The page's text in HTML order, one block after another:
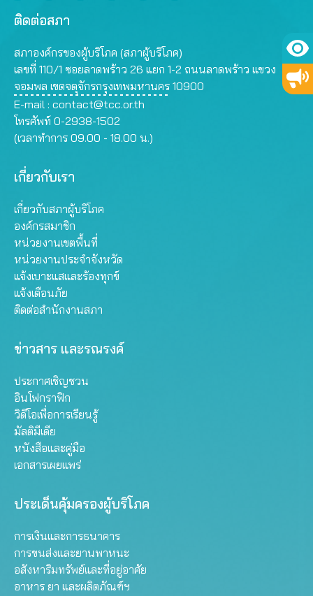
ติดต่อสภา
สภาองค์กรของผู้บริโภค (สภาผู้บริโภค)
เลขที่ 110/1 ซอยลาดพร้าว 26 แยก 1-2 ถนนลาดพร้าว แขวง
จอมพล เขตจตุจักรกรุงเทพมหานคร 10900
E-mail : contact@tcc.or.th
โทรศัพท์ 0-2938-1502
(เวลาทำการ 09.00 - 18.00 น.)
เกี่ยวกับเรา
เกี่ยวกับสภาผู้บริโภค
องค์กรสมาชิก
หน่วยงานเขตพื้นที่
หน่วยงานประจำจังหวัด
แจ้งเบาะแสและร้องทุกข์
แจ้งเตือนภัย
ติดต่อสำนักงานสภา
ข่าวสาร และรณรงค์
ประกาศเชิญชวน
อินโฟกราฟิก
วิดีโอเพื่อการเรียนรู้
มัลติมีเดีย
หนังสือและคู่มือ
เอกสารเผยแพร่
ประเด็นคุ้มครองผู้บริโภค
การเงินและการธนาคาร
การขนส่งและยานพาหนะ
อสังหาริมทรัพย์และที่อยู่อาศัย
อาหาร ยา และผลิตภัณฑ์ฯ